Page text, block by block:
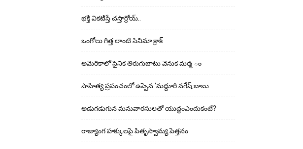
భ‌క్తి విక‌టిస్తే చ‌స్తార్రోయ్‌..
ఒంగోలు గిత్త లాంటి సినిమా క్రాక్
అమెరికాలో సైనిక తిరుగుబాటు వెనుక మర్మ ం
సాహిత్య ప్రపంచంలో ఉప్పెన ‘మద్దూరి నగేష్ బాబు
అడుగ‌డుగున మ‌నువార‌సుల‌తో యుద్ధంఎందుకంటే?
రాజ్యాంగ హక్కులపై పితృస్వామ్య పెత్తనం